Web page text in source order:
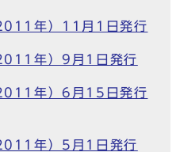
年）11月1日発行
年）9月1日発行
年）6月15日発行
年）5月1日発行